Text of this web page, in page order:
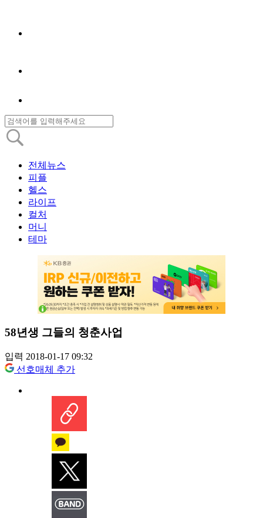
전체뉴스
피플
헬스
라이프
컬처
머니
테마
58년생 그들의 청춘사업
입력 2018-01-17 09:32
선호매체 추가